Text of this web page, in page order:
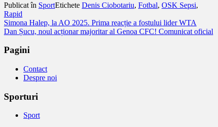
Publicat în SportEtichete Denis Ciobotariu, Fotbal, OSK Sepsi,
Rapid
Navigare
în
articole
Simona Halep, la AO 2025. Prima reacție a fostului lider WTA
Dan Șucu, noul acționar majoritar al Genoa CFC! Comunicat oficial
Pagini
Contact
Despre noi
Sporturi
Sport